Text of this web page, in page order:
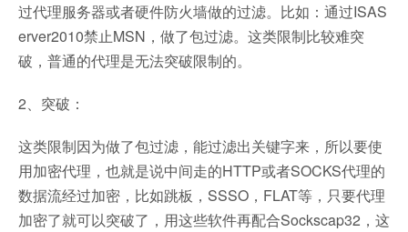
过代理服务器或者硬件防火墙做的过滤。比如：通过ISAS
erver2010禁止MSN，做了包过滤。这类限制比较难突
破，普通的代理是无法突破限制的。
2、突破：
这类限制因为做了包过滤，能过滤出关键字来，所以要使
用加密代理，也就是说中间走的HTTP或者SOCKS代理的
数据流经过加密，比如跳板，SSSO，FLAT等，只要代理
加密了就可以突破了，用这些软件再配合Sockscap32，这